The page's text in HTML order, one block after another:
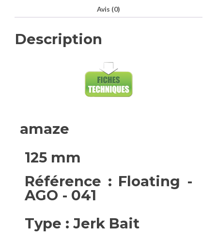
Avis (0)
Description
amaze
125 mm
Référence : Floating -
AGO - 041
Type : Jerk Bait